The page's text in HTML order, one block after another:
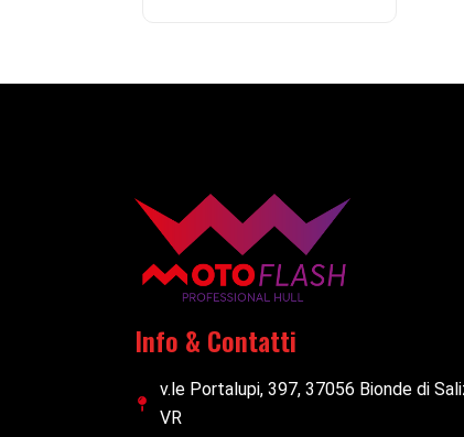
Info & Contatti
v.le Portalupi, 397, 37056 Bionde di
VR